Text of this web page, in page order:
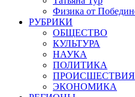
Физика от
РУБРИКИ
ОБЩЕСТВО
КУЛЬТУРА
НАУКА
ПОЛИТИКА
ПРОИСШЕСТВИЯ
ЭКОНОМИКА